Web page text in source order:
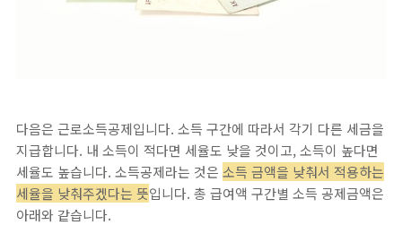
다음은 근로소득공제입니다. 소득 구간에 따라서 각기 다른 세금을
지급합니다. 내 소득이 적다면 세율도 낮을 것이고, 소득이 높다면
세율도 높습니다. 소득공제라는 것은 소득 금액을 낮춰서 적용하는
세율을 낮춰주겠다는 뜻입니다. 총 급여액 구간별 소득 공제금액은
아래와 같습니다.